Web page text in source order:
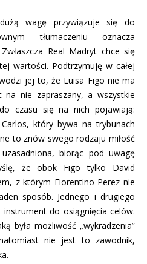
wagę przywiązuje się do
tłumaczeniu oznacza
Real Madryt chce się
wartości. Podtrzymuję w całej
jej to, że Luisa Figo nie ma
nie zapraszany, a wszystkie
czasu się na nich pojawiają:
który bywa na trybunach
to znów swego rodzaju miłość
biorąc pod uwagę
że obok Figo tylko David
z którym Florentino Perez nie
sposób. Jednego i drugiego
instrument do osiągnięcia celów.
była możliwość „wykradzenia”
nie jest to zawodnik,